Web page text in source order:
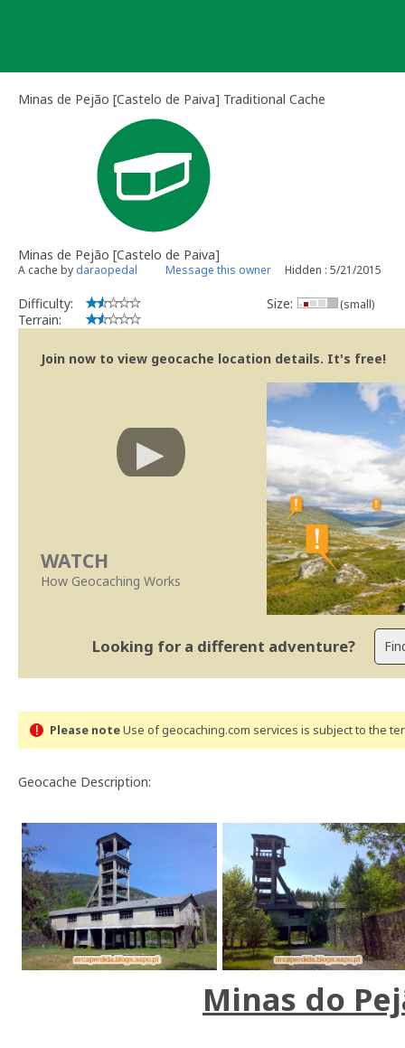
Minas de Pejão [Castelo de Paiva] Traditional Cache
Minas de Pejão [Castelo de Paiva]
A cache by daraopedal Message this owner Hidden : 5/21/2015
Difficulty:
Terrain:
Size: (small)
Join now to view geocache location details. It's free!
WATCH
How Geocaching Works
Looking for a different adventure?
Please noteUse of geocaching.com services is subject to the
Geocache Description:
Minas do